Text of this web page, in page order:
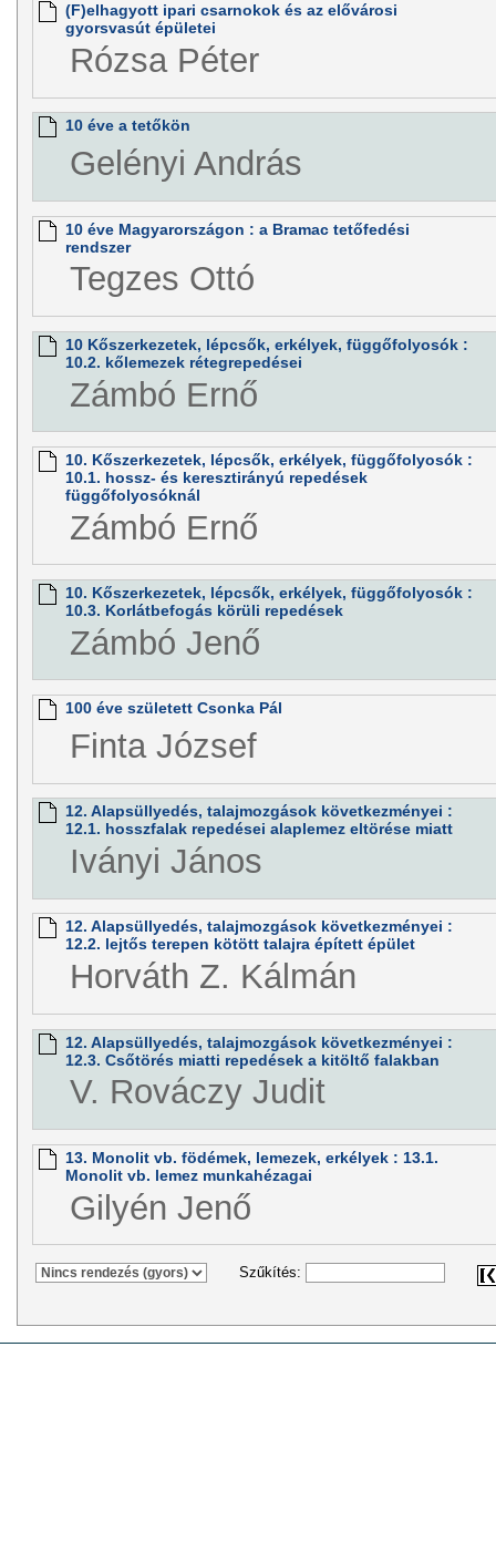
(F)elhagyott ipari csarnokok és az elővárosi
gyorsvasút épületei
Rózsa Péter
10 éve a tetőkön
Gelényi András
10 éve Magyarországon : a Bramac tetőfedési
rendszer
Tegzes Ottó
10 Kőszerkezetek, lépcsők, erkélyek, függőfolyosók :
10.2. kőlemezek rétegrepedései
Zámbó Ernő
10. Kőszerkezetek, lépcsők, erkélyek, függőfolyosók :
10.1. hossz- és keresztirányú repedések
függőfolyosóknál
Zámbó Ernő
10. Kőszerkezetek, lépcsők, erkélyek, függőfolyosók :
10.3. Korlátbefogás körüli repedések
Zámbó Jenő
100 éve született Csonka Pál
Finta József
12. Alapsüllyedés, talajmozgások következményei :
12.1. hosszfalak repedései alaplemez eltörése miatt
Iványi János
12. Alapsüllyedés, talajmozgások következményei :
12.2. lejtős terepen kötött talajra épített épület
Horváth Z. Kálmán
12. Alapsüllyedés, talajmozgások következményei :
12.3. Csőtörés miatti repedések a kitöltő falakban
V. Rováczy Judit
13. Monolit vb. födémek, lemezek, erkélyek : 13.1.
Monolit vb. lemez munkahézagai
Gilyén Jenő
Szűkítés: